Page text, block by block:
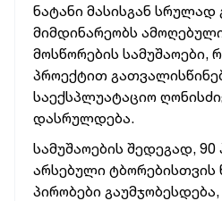
ნატანი მასისგან სრულად
მიმდინარეობს
მოსწორების სამუშაოები,
პროექტით
საექსპლუატაციო
დასრულდება.
სამუშაოების შედეგად,
არსებული ტბორებისთვის
პირობები